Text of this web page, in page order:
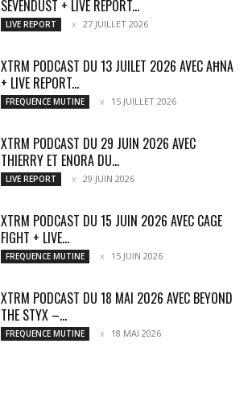
SEVENDUST + LIVE REPORT...
LIVE REPORT 27 JUILLET 2026
XTRM PODCAST DU 13 JUILET 2026 AVEC AĦNA
+ LIVE REPORT...
FREQUENCE MUTINE 15 JUILLET 2026
XTRM PODCAST DU 29 JUIN 2026 AVEC
THIERRY ET ENORA DU...
LIVE REPORT 29 JUIN 2026
XTRM PODCAST DU 15 JUIN 2026 AVEC CAGE
FIGHT + LIVE...
FREQUENCE MUTINE 15 JUIN 2026
XTRM PODCAST DU 18 MAI 2026 AVEC BEYOND
THE STYX –...
FREQUENCE MUTINE 18 MAI 2026